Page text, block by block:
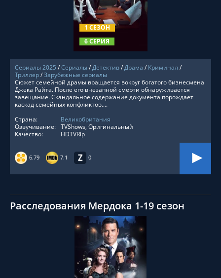
1 СЕЗОН
6 СЕРИЯ
СМОТРЕТЬ ОНЛАЙН
Сериалы 2025 /Сериалы/Детектив/Драма / Криминал /
Триллер/Зарубежные сериалы
6.79 7.1 0
Сюжет семейной драмы вращается вокруг богатого бизнесмена
Джека Райта. После его внезапной смерти обнаруживается
завещание. Скандальное содержание документа порождает
каскад семейных конфликтов....
Страна:
Великобритания
Озвучивание: TVShows, Оригинальный
Качество:
HDTVRip
Расследования Мердока 1-19 сезон